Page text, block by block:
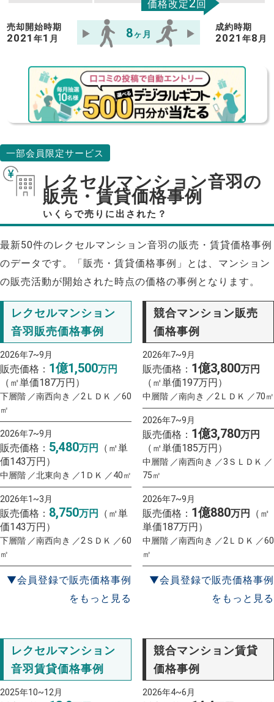
価格改定2 回
売却開始時期
2021年1 月 8ヶ月
成約時期
2021 年8 月
一部会員限定サービス
レクセルマンション音羽の
販売・賃貸価格事例
いくらで売りに出された？
最新50件のレクセルマンション音羽の販売・賃貸価格事例
のデータです。「販売・賃貸価格事例」とは、マンション
の販売活動が開始された時点の価格の事例となります。
レクセルマンション
音羽販売価格事例
2026年7~9月
販売価格： 1億1,500万円
（㎡単価187万円）
下層階 ／南西向き ／2ＬＤＫ ／60
㎡
2026年7~9月
販売価格： 5,480万円
（㎡単
価143万円）
中層階 ／北東向き ／1ＤＫ ／40㎡
2026年1~3月
販売価格： 8,750万円
（㎡単
価143万円）
下層階 ／南西向き ／2ＳＤＫ ／60
㎡
▼会員登録で販売価格事例
をもっと見る
競合マンション販売
価格事例
2026年7~9月
販売価格： 1億3,800万円
（㎡単価197万円）
中層階 ／南向き ／2ＬＤＫ ／70㎡
2026年7~9月
販売価格： 1億3,780万円
（㎡単価185万円）
中層階 ／南西向き ／3ＳＬＤＫ ／
75㎡
2026年7~9月
販売価格： 1億880万円
（㎡
単価187万円）
中層階 ／南西向き ／2ＬＤＫ ／60
㎡
▼会員登録で販売価格事例
をもっと見る
レクセルマンション
音羽賃貸価格事例
2025年10~12月
競合マンション賃貸
価格事例
2026年4~6月